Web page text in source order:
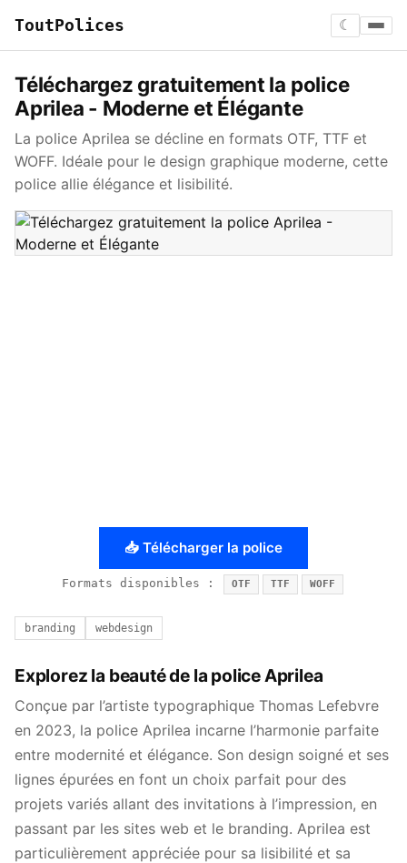
ToutPolices ☾
Téléchargez gratuitement la police
Aprilea - Moderne et Élégante
La police Aprilea se décline en formats OTF, TTF et
WOFF. Idéale pour le design graphique moderne, cette
police allie élégance et lisibilité.
📥 Télécharger la police
Formats disponibles : OTF TTF WOFF
branding webdesign
Explorez la beauté de la police Aprilea
Conçue par l’artiste typographique Thomas Lefebvre
en 2023, la police Aprilea incarne l’harmonie parfaite
entre modernité et élégance. Son design soigné et ses
lignes épurées en font un choix parfait pour des
projets variés allant des invitations à l’impression, en
passant par les sites web et le branding. Aprilea est
particulièrement appréciée pour sa lisibilité et sa